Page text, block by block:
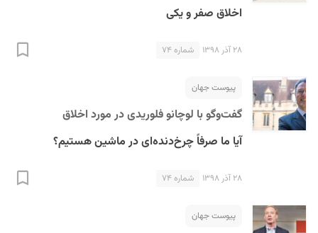
اخلاق صفر و یکی
۲۸ آذر ۱۳۹۸ شماره ۷۴
پیوست جهان
گفت‌وگو با لوچانو فلوریدی در مورد اخلاق
آیا ما صرفاً چرخ‌دنده‌ای در ماشین هستیم؟
۲۸ آذر ۱۳۹۸ شماره ۷۴
پیوست جهان